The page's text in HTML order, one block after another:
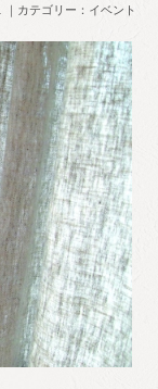
カテゴリー： イベント